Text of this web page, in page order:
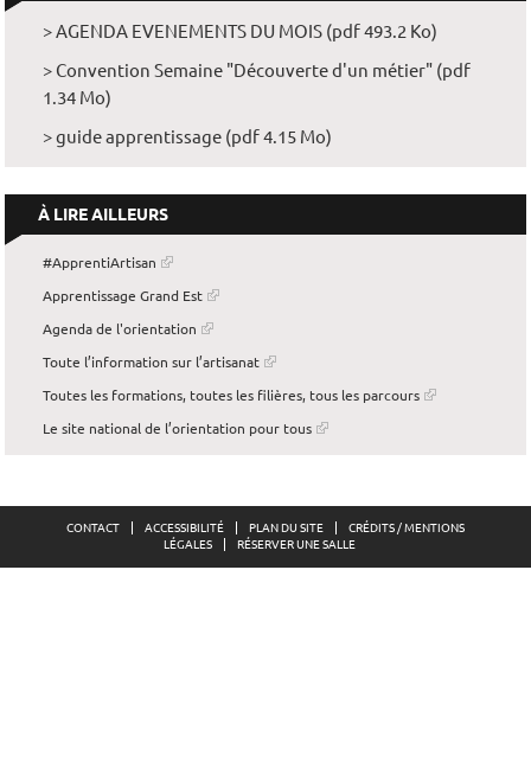
> AGENDA EVENEMENTS DU MOIS (pdf 493.2 Ko)
> Convention Semaine "Découverte d'un métier" (pdf
1.34 Mo)
> guide apprentissage (pdf 4.15 Mo)
À LIRE AILLEURS
#ApprentiArtisan
Apprentissage Grand Est
Agenda de l'orientation
Toute l’information sur l’artisanat
Toutes les formations, toutes les filières, tous les parcours
Le site national de l’orientation pour tous
CONTACT ACCESSIBILITÉ PLAN DU SITE
CRÉDITS / MENTIONS
LÉGALES
RÉSERVER UNE SALLE